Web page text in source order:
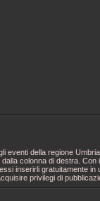
eventi della regione
colonna di destra.
inserirli gratuitamente
privilegi di